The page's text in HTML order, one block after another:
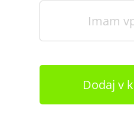
Imam
Dodaj v